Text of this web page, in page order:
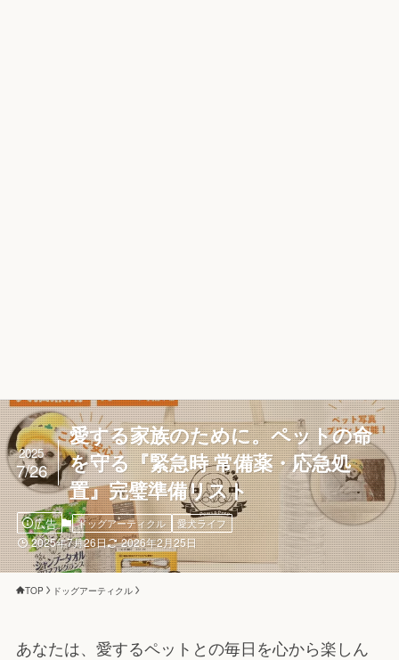
愛する家族のために。ペットの命
を守る『緊急時 常備薬・応急処
置』完璧準備リスト
2025
7/26
広告 ドッグアーティクル 愛犬ライフ
2025年7月26日 2026年2月25日
TOP ドッグアーティクル
あなたは、愛するペットとの毎日を心から楽しん